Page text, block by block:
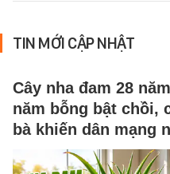
TIN MỚI CẬP NHẬT
Cây nha đam 28
năm bỗng bật chồi,
bà khiến dân mạng